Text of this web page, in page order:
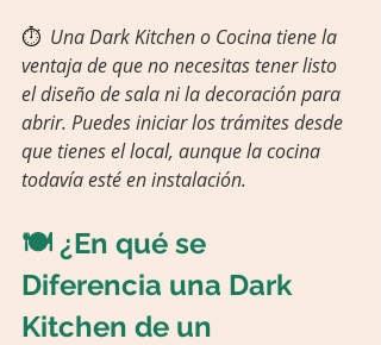
⏱️ Una Dark Kitchen o Cocina tiene la
ventaja de que no necesitas tener listo
el diseño de sala ni la decoración para
abrir. Puedes iniciar los trámites desde
que tienes el local, aunque la cocina
todavía esté en instalación.
🍽️ ¿En qué se
Diferencia una Dark
Kitchen de un